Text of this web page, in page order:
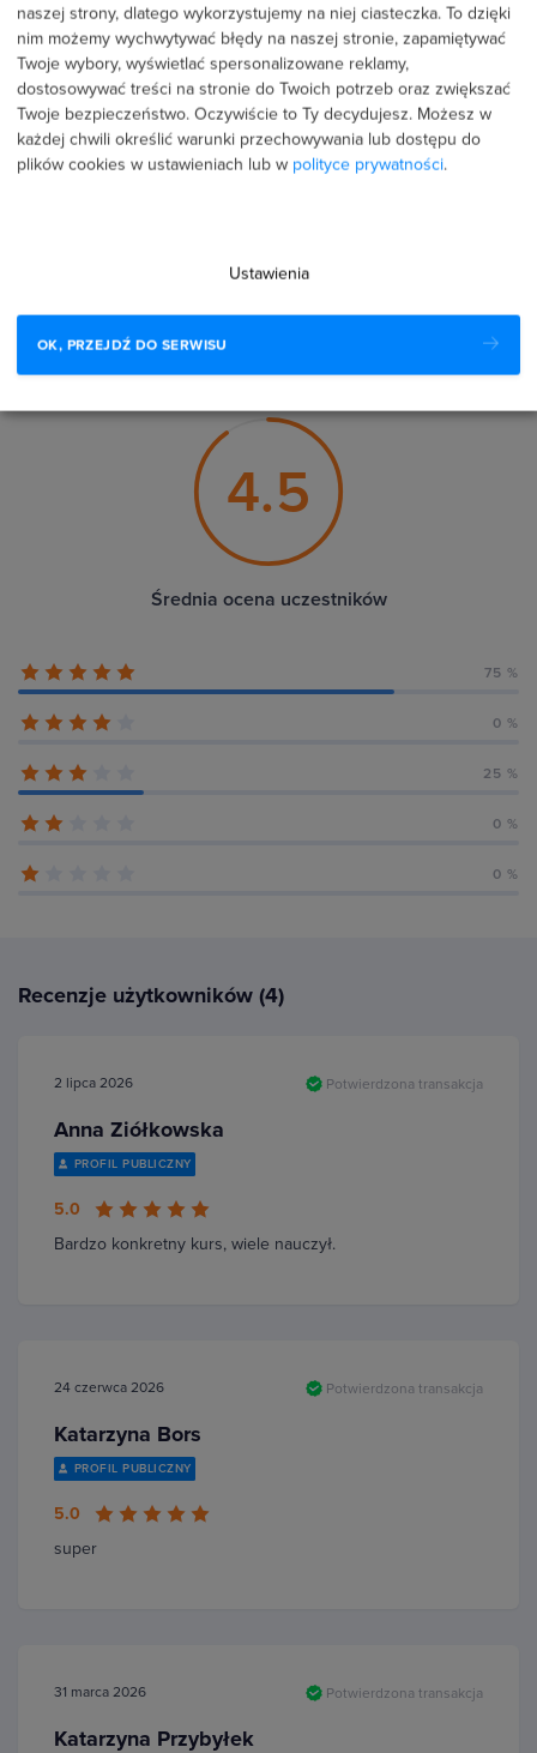
Ocena uczestników
60739 użytkownikówoceniło i
⭐⭐⭐⭐⭐ z3149 wszystkich opinii.
4.5
Średnia ocena uczestników
75 %
0 %
25 %
0 %
0 %
Recenzje użytkowników (4)
2 lipca 2026 Potwierdzona transakcja
Anna Ziółkowska
PROFIL PUBLICZNY
5.0
Bardzo konkretny kurs, wiele nauczył.
24 czerwca 2026 Potwierdzona transakcja
Katarzyna Bors
PROFIL PUBLICZNY
5.0
super
31 marca 2026 Potwierdzona transakcja
Katarzyna Przybyłek
naszej strony, dlatego wykorzystujemy na niej ciasteczka. To dzięki
nim możemy wychwytywać błędy na naszej stronie, zapamiętywać
Twoje wybory, wyświetlać spersonalizowane reklamy,
dostosowywać treści na stronie do Twoich potrzeb oraz zwiększać
Twoje bezpieczeństwo. Oczywiście to Ty decydujesz. Możesz w
każdej chwili określić warunki przechowywania lub dostępu do
plików cookies w ustawieniach lub w polityce prywatności.
Ustawienia
OK, PRZEJDŹ DO SERWISU